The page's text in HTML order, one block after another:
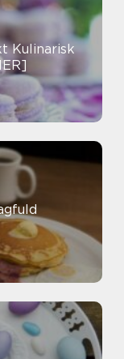
Kulinarisk